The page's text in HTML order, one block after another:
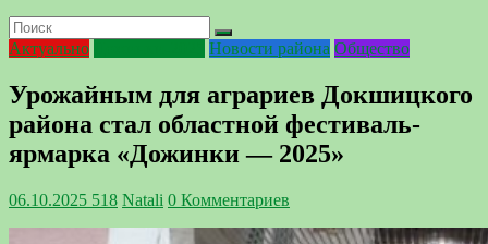
Актуально Новости района Общество
Урожайным для аграриев Докшицкого
района стал областной фестиваль-
ярмарка «Дожинки — 2025»
06.10.2025 518 Natali 0 Комментариев